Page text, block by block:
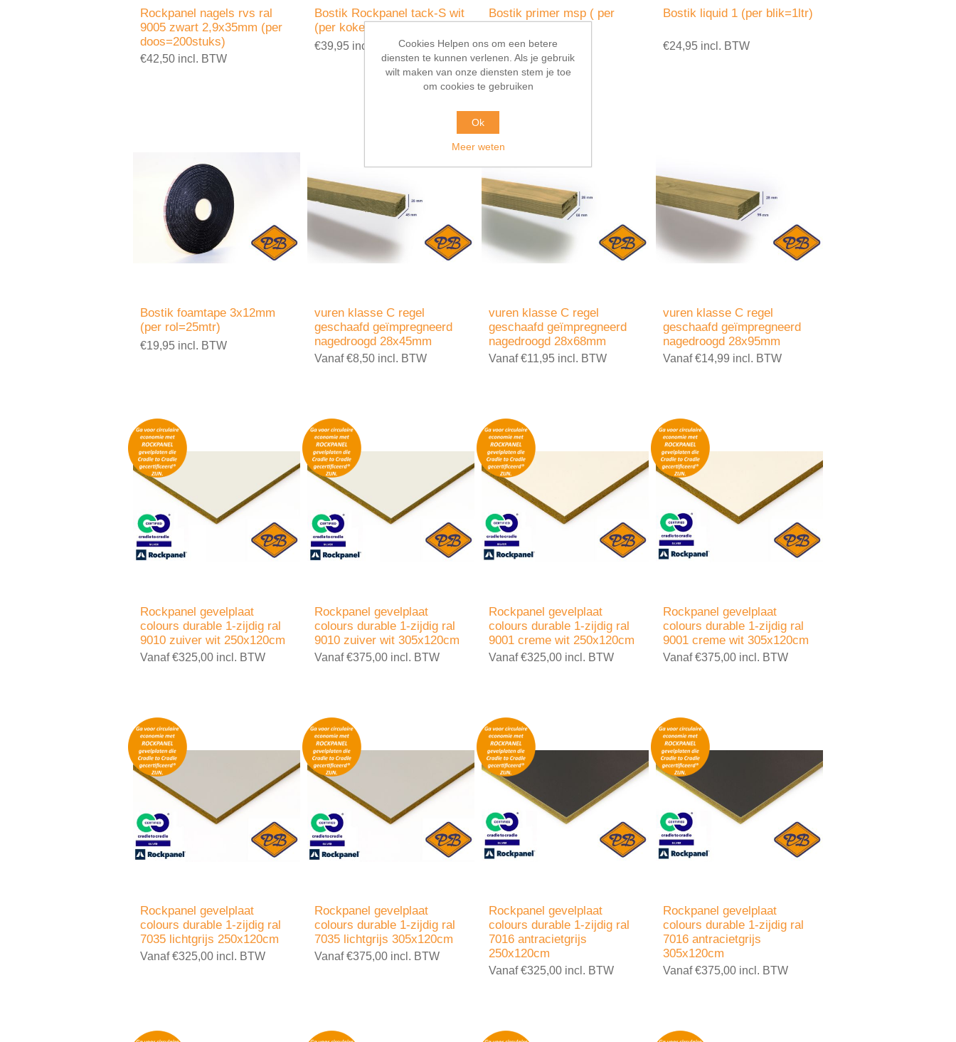
Rockpanel nagels rvs ral
9005 zwart 2,9x35mm (per
doos=200stuks)
€42,50 incl. BTW
Bostik Rockpanel tack-S wit
(per koker=290ML)
€39,95 incl. BTW
Bostik primer msp ( per
€59,50 incl. BTW
Bostik liquid 1 (per blik=1ltr)
€24,95 incl. BTW
Bostik foamtape 3x12mm
(per rol=25mtr)
€19,95 incl. BTW
vuren klasse C regel
geschaafd geïmpregneerd
nagedroogd 28x45mm
Vanaf €8,50 incl. BTW
vuren klasse C regel
geschaafd geïmpregneerd
nagedroogd 28x68mm
Vanaf €11,95 incl. BTW
vuren klasse C regel
geschaafd geïmpregneerd
nagedroogd 28x95mm
Vanaf €14,99 incl. BTW
Rockpanel gevelplaat
colours durable 1-zijdig ral
9010 zuiver wit 250x120cm
Vanaf €325,00 incl. BTW
Rockpanel gevelplaat
colours durable 1-zijdig ral
9010 zuiver wit 305x120cm
Vanaf €375,00 incl. BTW
Rockpanel gevelplaat
colours durable 1-zijdig ral
9001 creme wit 250x120cm
Vanaf €325,00 incl. BTW
Rockpanel gevelplaat
colours durable 1-zijdig ral
9001 creme wit 305x120cm
Vanaf €375,00 incl. BTW
Rockpanel gevelplaat
colours durable 1-zijdig ral
7035 lichtgrijs 250x120cm
Vanaf €325,00 incl. BTW
Rockpanel gevelplaat
colours durable 1-zijdig ral
7035 lichtgrijs 305x120cm
Vanaf €375,00 incl. BTW
Rockpanel gevelplaat
colours durable 1-zijdig ral
7016 antracietgrijs
250x120cm
Vanaf €325,00 incl. BTW
Rockpanel gevelplaat
colours durable 1-zijdig ral
7016 antracietgrijs
305x120cm
Vanaf €375,00 incl. BTW
Cookies Helpen ons om een betere
diensten te kunnen verlenen. Als je gebruik
wilt maken van onze diensten stem je toe
om cookies te gebruiken
Ok
Meer weten